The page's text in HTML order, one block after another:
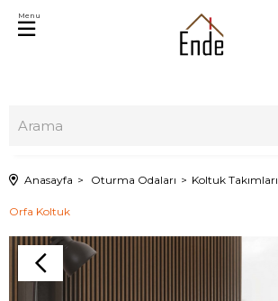
Menu
Anasayfa Oturma Odaları Koltuk Takımları
Orfa Koltuk